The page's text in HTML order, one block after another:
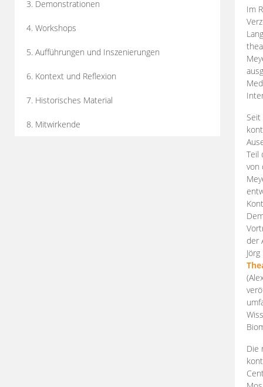
3. Demonstrationen
4. Workshops
5. Aufführungen und Inszenierungen
6. Kontext und Reflexion
7. Historisches Material
8. Mitwirkende
Im
Teil
von
der
Die